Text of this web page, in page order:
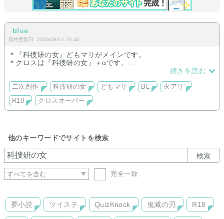
blue
最終更新日: 2026/08/01 20:40
＊『科捜研の女』どもマリがメインです。
＊クロスは『科捜研の女』＋αです。
続きを読む
二次創作 科捜研の女 どもマリ BL
火アリ
R18
クロスオーバー
他のキーワードでサイトを検索
検索
完全一致
夢小説 ツイステ QuizKnock 鬼滅の刃 R18